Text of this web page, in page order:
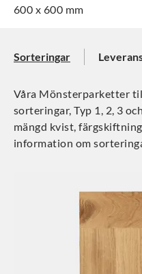
600 x 600 mm
Sorteringar
Våra Mönsterparketter
sorteringar, Typ 1, 2, 3
mängd kvist,
information om